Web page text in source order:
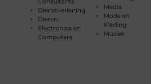
Dienstverlening
Dieren
Electronica en
Computers
Media
Mode en
Kleding
Muziek